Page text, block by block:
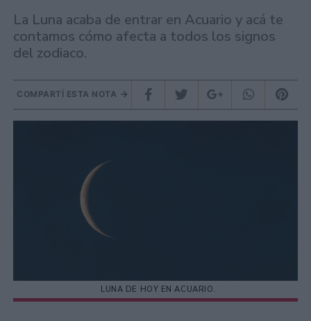
La Luna acaba de entrar en Acuario y acá te
contamos cómo afecta a todos los signos
del zodiaco.
COMPARTÍ ESTA NOTA
LUNA DE HOY EN ACUARIO.